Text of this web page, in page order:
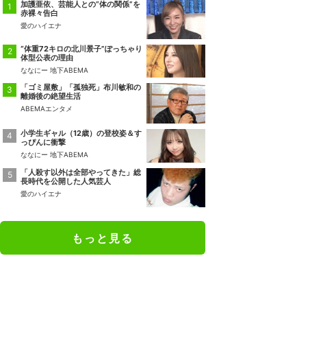
加護亜依、芸能人との“体の関係”を
赤裸々告白
愛のハイエナ
“体重72キロの北川景子”ぽっちゃり
体型公表の理由
ななにー 地下ABEMA
「ゴミ屋敷」「孤独死」布川敏和の
離婚後の絶望生活
ABEMAエンタメ
小学生ギャル（12歳）の登校姿＆す
っぴんに衝撃
ななにー 地下ABEMA
「人殺す以外は全部やってきた」総
長時代を公開した人気芸人
愛のハイエナ
もっと見る